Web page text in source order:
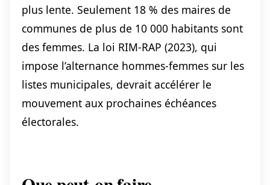
plus lente. Seulement 18 % des maires de
communes de plus de 10 000 habitants sont
des femmes. La loi RIM-RAP (2023), qui
impose l’alternance hommes-femmes sur les
listes municipales, devrait accélérer le
mouvement aux prochaines échéances
électorales.